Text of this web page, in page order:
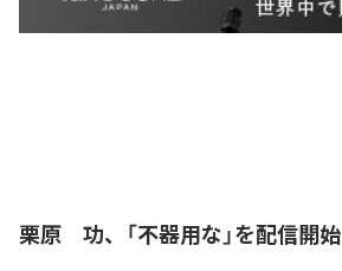
栗原 功、「不器用な」を配信開始